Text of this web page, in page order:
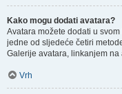
Kako mogu dodati avatara?
Avatara možete dodati u
jedne od sljedeće četiri
Galerije avatara, linkanjem
Vrh